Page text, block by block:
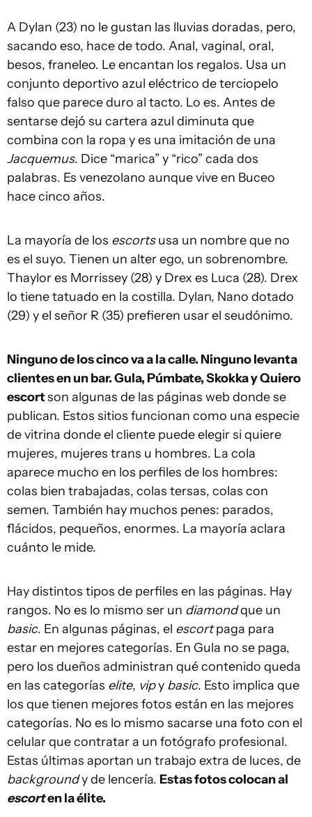
A Dylan (23) no le gustan las lluvias doradas, pero,
sacando eso, hace de todo. Anal, vaginal, oral,
besos, franeleo. Le encantan los regalos. Usa un
conjunto deportivo azul eléctrico de terciopelo
falso que parece duro al tacto. Lo es. Antes de
sentarse dejó su cartera azul diminuta que
combina con la ropa y es una imitación de una
Jacquemus. Dice “marica” y “rico” cada dos
palabras. Es venezolano aunque vive en Buceo
hace cinco años.
La mayoría de los escortsusa un nombre que no
es el suyo. Tienen un alter ego, un sobrenombre.
Thaylor es Morrissey (28) y Drex es Luca (28). Drex
lo tiene tatuado en la costilla. Dylan, Nano dotado
(29) y el señor R (35) prefieren usar el seudónimo.
Ninguno de los cinco va a la calle. Ninguno levanta
clientes en un bar. Gula, Púmbate, Skokka y Quiero
escortson algunas de las páginas web donde se
publican. Estos sitios funcionan como una especie
de vitrina donde el cliente puede elegir si quiere
mujeres, mujeres trans u hombres. La cola
aparece mucho en los perfiles de los hombres:
colas bien trabajadas, colas tersas, colas con
semen. También hay muchos penes: parados,
flácidos, pequeños, enormes. La mayoría aclara
cuánto le mide.
Hay distintos tipos de perfiles en las páginas. Hay
rangos. No es lo mismo ser un diamondque un
basic. En algunas páginas, el escortpaga para
estar en mejores categorías. En Gula no se paga,
pero los dueños administran qué contenido queda
en las categorías elite, vipy basic. Esto implica que
los que tienen mejores fotos están en las mejores
categorías. No es lo mismo sacarse una foto con el
celular que contratar a un fotógrafo profesional.
Estas últimas aportan un trabajo extra de luces, de
backgroundy de lencería. Estas fotos colocan al
escorten la élite.